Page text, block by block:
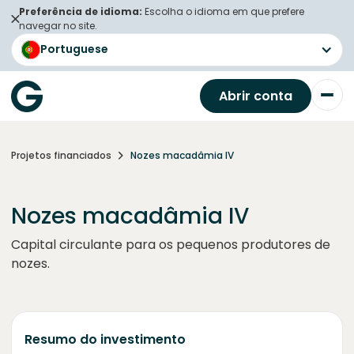
Preferência de idioma: Escolha o idioma em que prefere
navegar no site.
Portuguese
Abrir conta
Projetos financiados Nozes macadâmia IV
Nozes macadâmia IV
Capital circulante para os pequenos produtores de
nozes.
Resumo do investimento